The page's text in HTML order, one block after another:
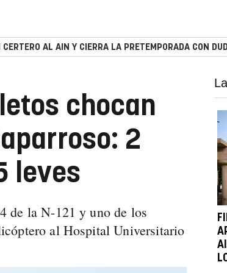
AL AIN Y CIERRA LA PRETEMPORADA CON
chocan
2
leves
de la N-121 y uno de los
al Hospital Universitario